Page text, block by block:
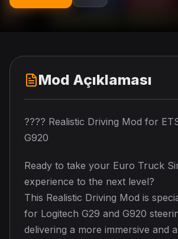
Mod Açıklaması
???? Realistic Driving Mod for
G920
Ready to take your Euro Truck
experience to the next level?
This Realistic Driving Mod is
for Logitech G29 and G920
delivering a more immersive and